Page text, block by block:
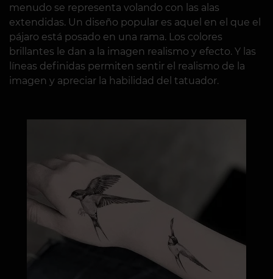
menudo se representa volando con las alas
extendidas. Un diseño popular es aquel en el que el
pájaro está posado en una rama. Los colores
brillantes le dan a la imagen realismo y efecto. Y las
líneas definidas permiten sentir el realismo de la
imagen y apreciar la habilidad del tatuador.